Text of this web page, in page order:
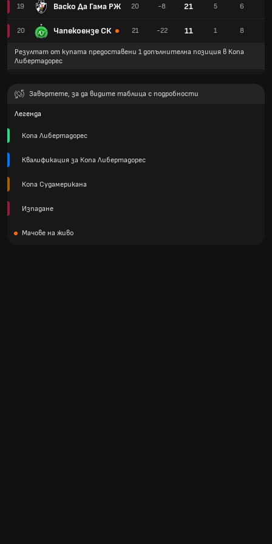
19 Васко Да Гама РЖ
20 Чапекоензе СК
20 -8 21 5 6
21 -22 11 1 8
Резултат от купата предоставени 1 допълнителна позиция в Копа
Либертадорес
Завъртете, за да видите таблица с подробности
Легенда
Копа Либертадорес
Квалификация за Копа Либертадорес
Копа Судамерикана
Изпадане
Мачове на живо